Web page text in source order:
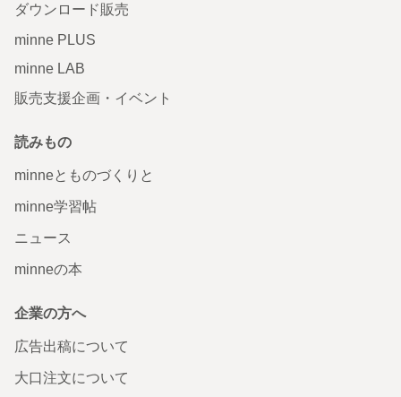
ダウンロード販売
minne PLUS
minne LAB
販売支援企画・イベント
読みもの
minneとものづくりと
minne学習帖
ニュース
minneの本
企業の方へ
広告出稿について
大口注文について